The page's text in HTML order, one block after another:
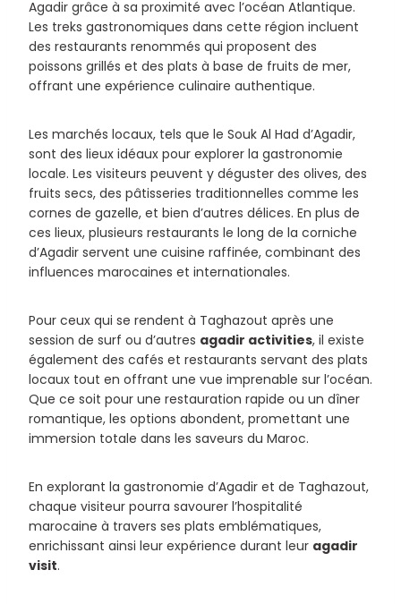
Agadir grâce à sa proximité avec l’océan Atlantique.
Les treks gastronomiques dans cette région incluent
des restaurants renommés qui proposent des
poissons grillés et des plats à base de fruits de mer,
offrant une expérience culinaire authentique.
Les marchés locaux, tels que le Souk Al Had d’Agadir,
sont des lieux idéaux pour explorer la gastronomie
locale. Les visiteurs peuvent y déguster des olives, des
fruits secs, des pâtisseries traditionnelles comme les
cornes de gazelle, et bien d’autres délices. En plus de
ces lieux, plusieurs restaurants le long de la corniche
d’Agadir servent une cuisine raffinée, combinant des
influences marocaines et internationales.
Pour ceux qui se rendent à Taghazout après une
session de surf ou d’autres agadir activities, il existe
également des cafés et restaurants servant des plats
locaux tout en offrant une vue imprenable sur l’océan.
Que ce soit pour une restauration rapide ou un dîner
romantique, les options abondent, promettant une
immersion totale dans les saveurs du Maroc.
En explorant la gastronomie d’Agadir et de Taghazout,
chaque visiteur pourra savourer l’hospitalité
marocaine à travers ses plats emblématiques,
enrichissant ainsi leur expérience durant leur agadir
visit.